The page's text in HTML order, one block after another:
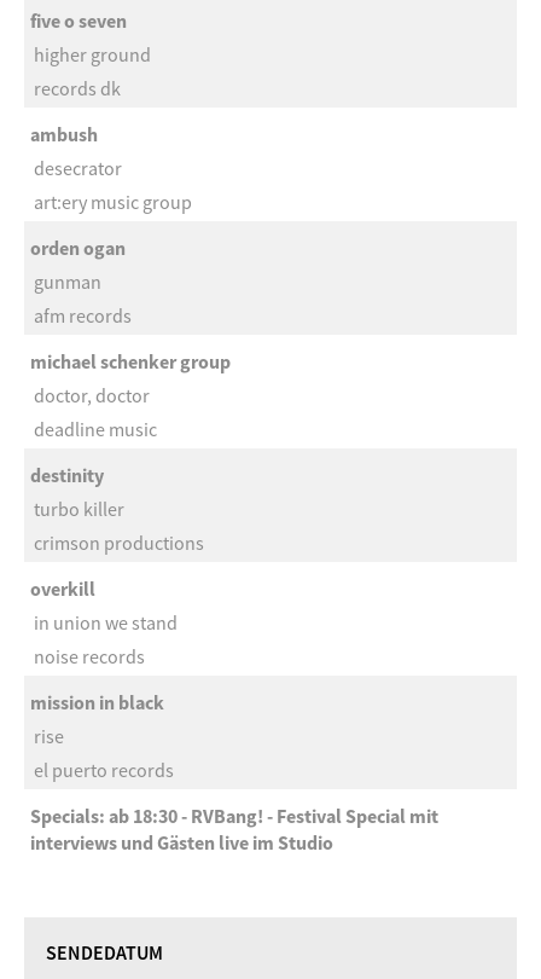
five o seven
higher ground
records dk
ambush
desecrator
art:ery music group
orden ogan
gunman
afm records
michael schenker group
doctor, doctor
deadline music
destinity
turbo killer
crimson productions
overkill
in union we stand
noise records
mission in black
rise
el puerto records
Specials: ab 18:30 - RVBang! - Festival Special mit
interviews und Gästen live im Studio
SENDEDATUM